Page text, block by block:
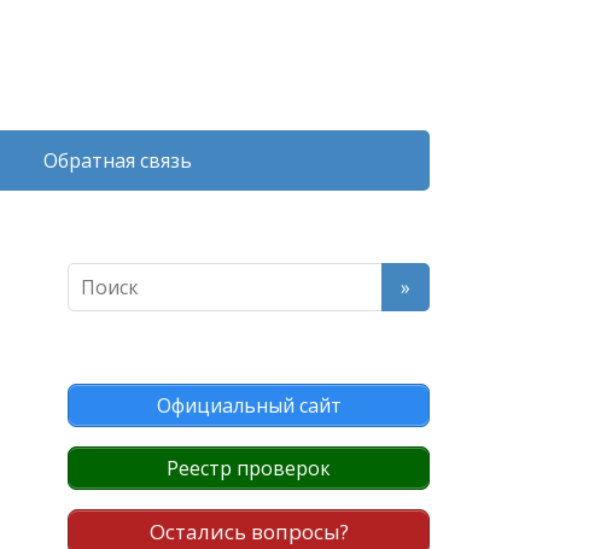
Обратная связь
Официальный сайт
Реестр проверок
Остались вопросы?